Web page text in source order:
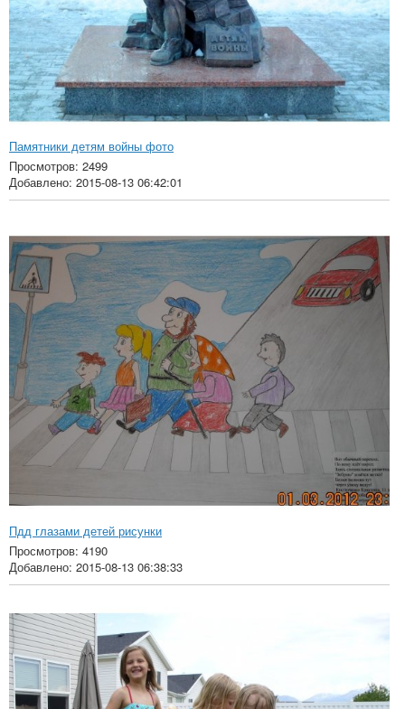
Памятники детям войны фото
Просмотров: 2499
Добавлено: 2015-08-13 06:42:01
Пдд глазами детей рисунки
Просмотров: 4190
Добавлено: 2015-08-13 06:38:33